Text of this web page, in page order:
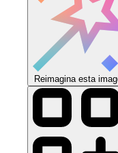
Reimagina esta